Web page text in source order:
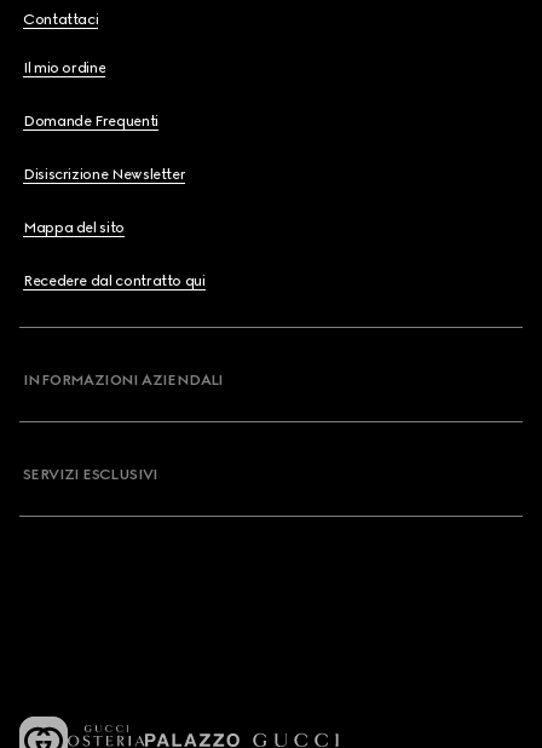
Contattaci
Il mio ordine
Domande Frequenti
Disiscrizione Newsletter
Mappa del sito
Recedere dal contratto qui
INFORMAZIONI AZIENDALI
SERVIZI ESCLUSIVI